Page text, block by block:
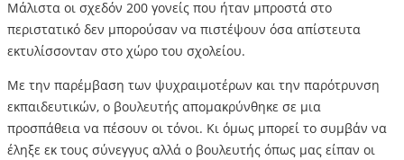
Μάλιστα οι σχεδόν 200 γονείς που ήταν μπροστά στο
περιστατικό δεν μπορούσαν να πιστέψουν όσα απίστευτα
εκτυλίσσονταν στο χώρο του σχολείου.
Με την παρέμβαση των ψυχραιμοτέρων και την παρότρυνση
εκπαιδευτικών, ο βουλευτής απομακρύνθηκε σε μια
προσπάθεια να πέσουν οι τόνοι. Κι όμως μπορεί το συμβάν να
έληξε εκ τους σύνεγγυς αλλά ο βουλευτής όπως μας είπαν οι